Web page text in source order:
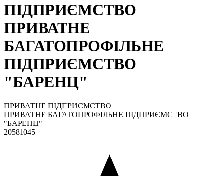
ПІДПРИЄМСТВО
ПРИВАТНЕ
БАГАТОПРОФІЛЬНЕ
ПІДПРИЄМСТВО
"БАРЕНЦ"
ПРИВАТНЕ ПІДПРИЄМСТВО
ПРИВАТНЕ БАГАТОПРОФІЛЬНЕ ПІДПРИЄМСТВО
"БАРЕНЦ"
20581045